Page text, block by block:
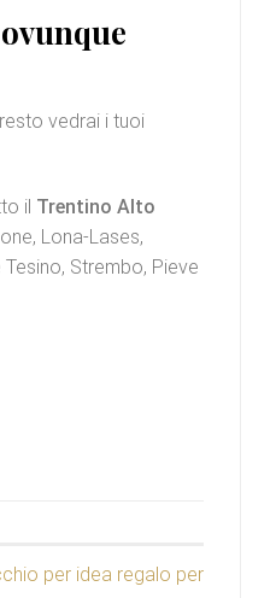
vedrai i tuoi
il Trentino Alto
Lona-Lases,
Strembo, Pieve
per idea regalo per